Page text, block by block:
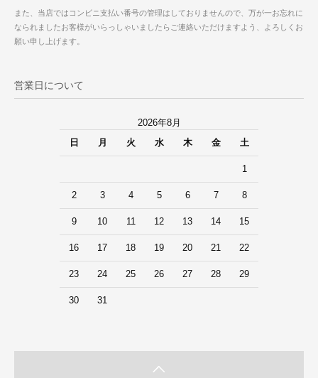
また、当店ではコンビニ支払い番号の管理はしておりませんので、万が一お忘れに
なられましたお客様がいらっしゃいましたらご連絡いただけますよう、よろしくお
願い申し上げます。
営業日について
2026年8月
日
月 火 水 木 金 土
1
2 3 4 5 6 7 8
9 10 11 12 13 14 15
16 17 18 19 20 21 22
23 24 25 26 27 28 29
30 31